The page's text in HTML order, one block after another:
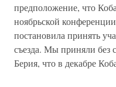
предположение, что
ноябрьской
постановила принять
съезда. Мы приняли без
Берия, что в декабре